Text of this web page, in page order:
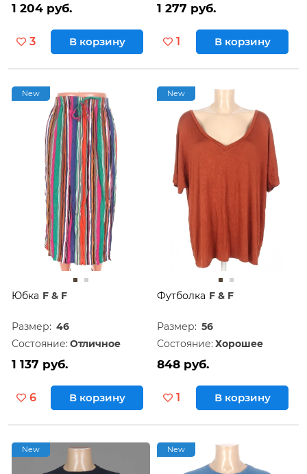
1 204 руб.
3 В корзину
1 277 руб.
1 В корзину
New
Юбка F & F
Размер: 46
Состояние: Отличное
1 137 руб.
6 В корзину
New
Футболка F & F
Размер: 56
Состояние: Хорошее
848 руб.
1 В корзину
New New